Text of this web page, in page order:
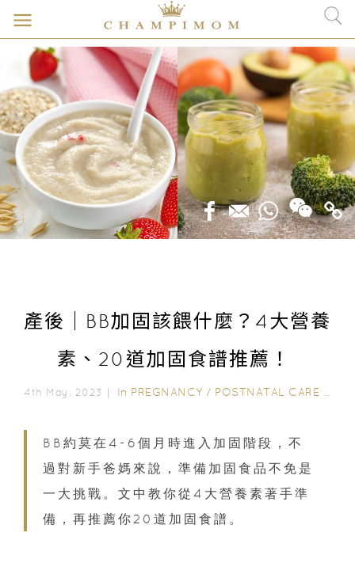
產後｜BB加固該餵什麼？4大營養
素、20道加固食譜推薦！
4th May, 2023｜ In PREGNANCY / POSTNATAL CARE
BB約莫在4-6個月時進入加固階段，不
過對新手爸媽來說，準備加固食品不免是
一大挑戰。文中教你從4大營養素著手準
備，再推薦你20道加固食譜。